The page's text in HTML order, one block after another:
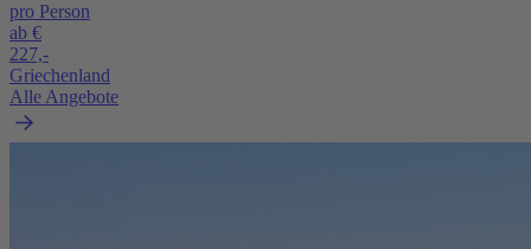
pro Person
ab €
227,-
Griechenland
Alle Angebote